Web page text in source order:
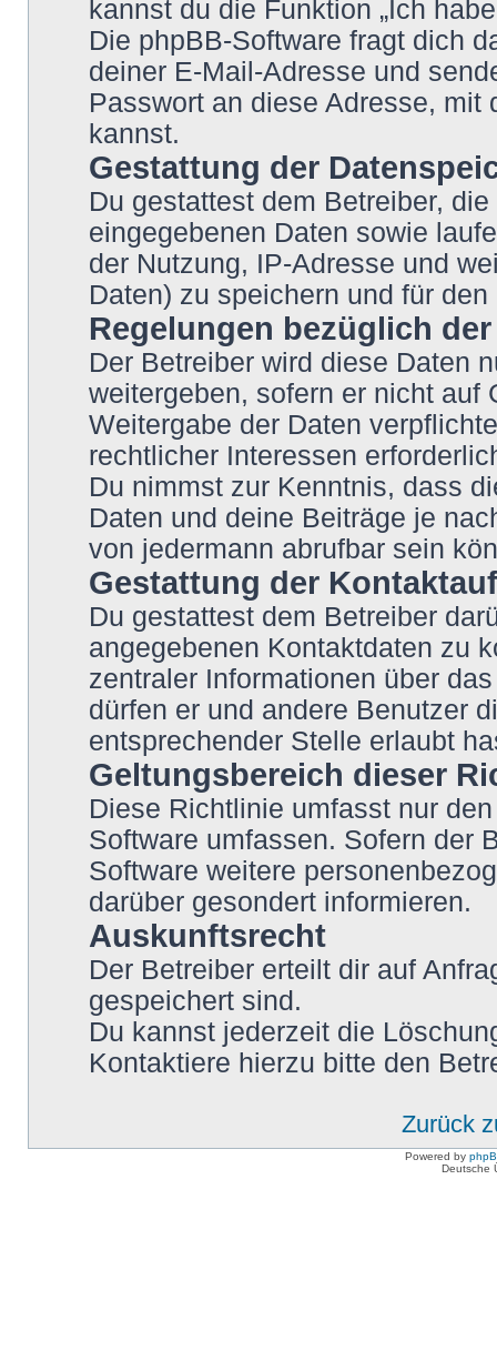
kannst du die Funktion „Ich
Die phpBB-Software fragt dich
deiner E-Mail-Adresse und
Passwort an diese Adresse, mit
kannst.
Gestattung der
Du gestattest dem Betreiber,
eingegebenen Daten sowie
der Nutzung, IP-Adresse und
Daten) zu speichern und für
Regelungen bezüglich
Der Betreiber wird diese Daten
weitergeben, sofern er nicht auf
Weitergabe der Daten
rechtlicher Interessen
Du nimmst zur Kenntnis, dass
Daten und deine Beiträge je
von jedermann abrufbar sein
Gestattung der
Du gestattest dem Betreiber
angegebenen Kontaktdaten zu
zentraler Informationen über
dürfen er und andere Benutzer
entsprechender Stelle erlaubt
Geltungsbereich dieser
Diese Richtlinie umfasst nur
Software umfassen. Sofern der
Software weitere
darüber gesondert informieren.
Auskunftsrecht
Der Betreiber erteilt dir auf
gespeichert sind.
Du kannst jederzeit die
Kontaktiere hierzu bitte den
Zurück
Powered by
Deutsche